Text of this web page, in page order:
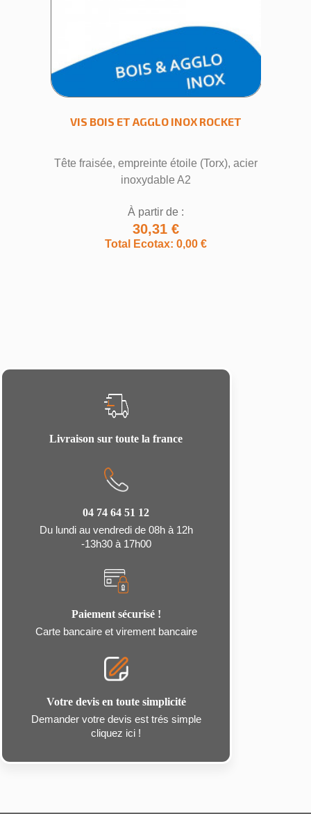
VIS BOIS ET AGGLO INOX ROCKET
Tête fraisée, empreinte étoile (Torx), acier
inoxydable A2
À partir de :
30,31 €
Total Ecotax: 0,00 €
Livraison sur toute la france
04 74 64 51 12
Du lundi au vendredi de 08h à 12h
-13h30 à 17h00
Paiement sécurisé !
Carte bancaire et virement bancaire
Votre devis en toute simplicité
Demander votre devis est trés simple
cliquez ici !